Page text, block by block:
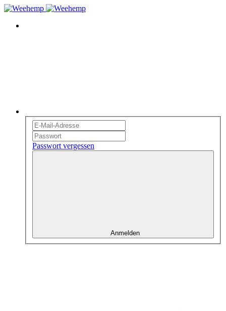
Passwort vergessen
Anmelden